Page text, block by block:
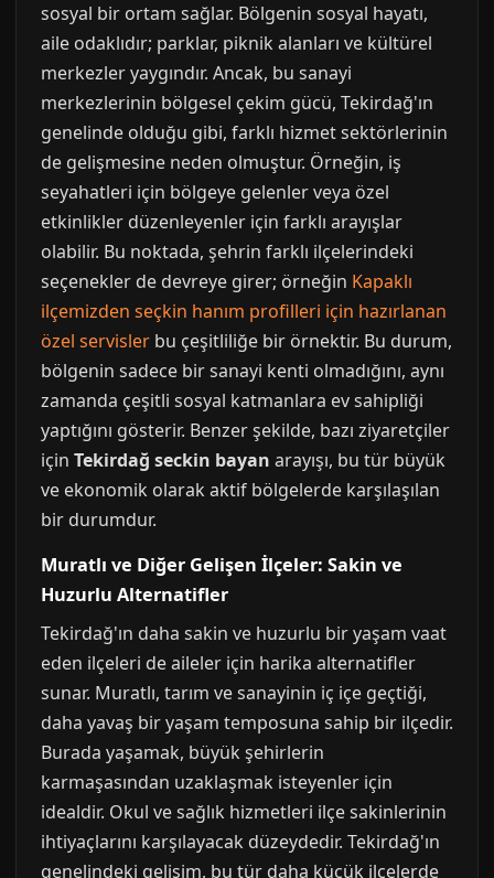
sosyal bir ortam sağlar. Bölgenin sosyal hayatı,
aile odaklıdır; parklar, piknik alanları ve kültürel
merkezler yaygındır. Ancak, bu sanayi
merkezlerinin bölgesel çekim gücü, Tekirdağ'ın
genelinde olduğu gibi, farklı hizmet sektörlerinin
de gelişmesine neden olmuştur. Örneğin, iş
seyahatleri için bölgeye gelenler veya özel
etkinlikler düzenleyenler için farklı arayışlar
olabilir. Bu noktada, şehrin farklı ilçelerindeki
seçenekler de devreye girer; örneğin Kapaklı
ilçemizden seçkin hanım profilleri için hazırlanan
özel servisler bu çeşitliliğe bir örnektir. Bu durum,
bölgenin sadece bir sanayi kenti olmadığını, aynı
zamanda çeşitli sosyal katmanlara ev sahipliği
yaptığını gösterir. Benzer şekilde, bazı ziyaretçiler
için Tekirdağ seckin bayan arayışı, bu tür büyük
ve ekonomik olarak aktif bölgelerde karşılaşılan
bir durumdur.
Muratlı ve Diğer Gelişen İlçeler: Sakin ve
Huzurlu Alternatifler
Tekirdağ'ın daha sakin ve huzurlu bir yaşam vaat
eden ilçeleri de aileler için harika alternatifler
sunar. Muratlı, tarım ve sanayinin iç içe geçtiği,
daha yavaş bir yaşam temposuna sahip bir ilçedir.
Burada yaşamak, büyük şehirlerin
karmaşasından uzaklaşmak isteyenler için
idealdir. Okul ve sağlık hizmetleri ilçe sakinlerinin
ihtiyaçlarını karşılayacak düzeydedir. Tekirdağ'ın
genelindeki gelişim, bu tür daha küçük ilçelerde